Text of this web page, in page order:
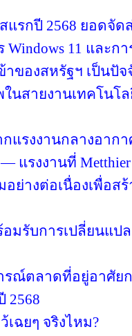
แรกปี 2568 ยอดจั
11 และก
ของสหรัฐฯ เป็นปั
นสายงานเทคโน
กแรงงานกลางอา
แรงงานที่
างต่อเนื่องเพื่อส
มรับการเปลี่ยนแป
รณ์ตลาดที่อยู่อาศัย
2568
เฉยๆ จริงไหม?